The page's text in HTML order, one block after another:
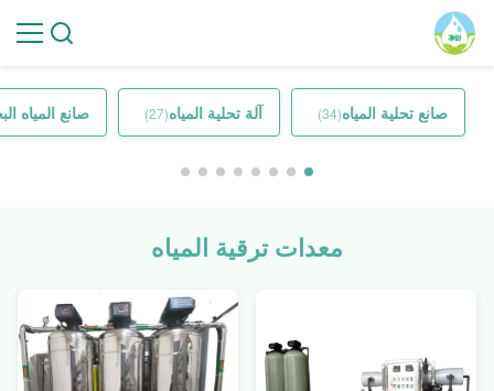
صانع تحلية المياه(34) آلة تحلية المياه(27) صانع المياه
معدات ترقية المياه